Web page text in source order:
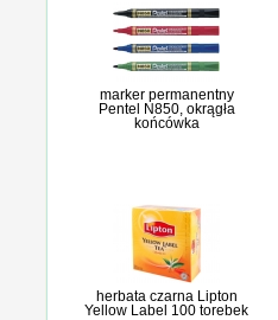
marker permanentny
Pentel N850, okrągła
końcówka
herbata czarna Lipton
Yellow Label 100 torebek